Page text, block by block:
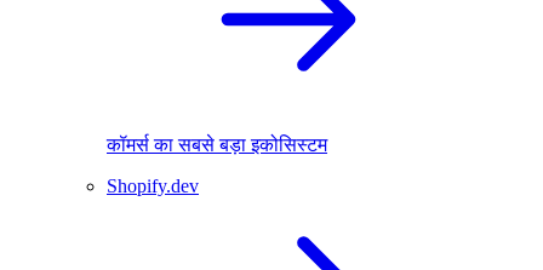
कॉमर्स का सबसे बड़ा इकोसिस्टम
Shopify.dev